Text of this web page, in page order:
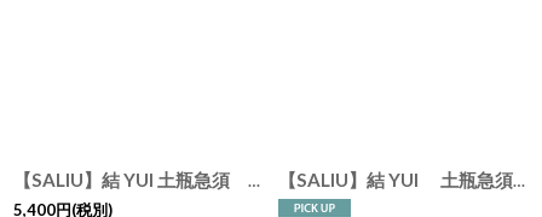
【SALIU】結 YUI 土瓶急須 330ml 美濃焼 磁器 日本製 [3058
5,400円(税別)
【SALIU】結 YUI 土瓶急須 330ml Nature Ave.オリジナル シャンパンゴールド シルバー